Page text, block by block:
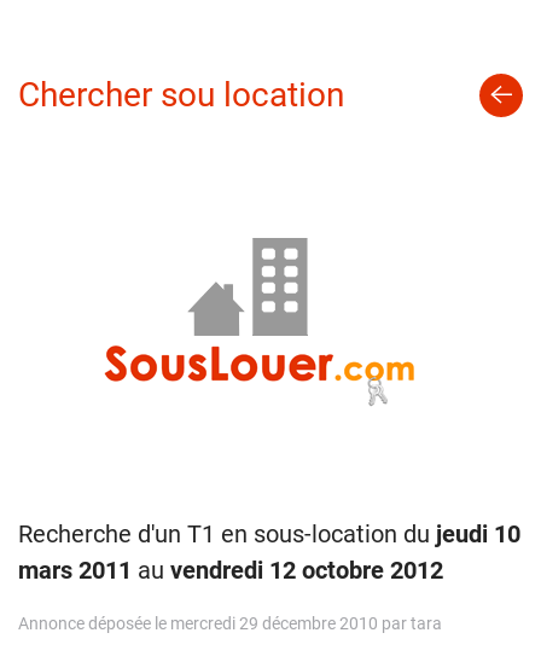
Chercher sou location
Recherche d'un T1 en sous-location du jeudi 10
mars 2011 au vendredi 12 octobre 2012
Annonce déposée le mercredi 29 décembre 2010 par tara